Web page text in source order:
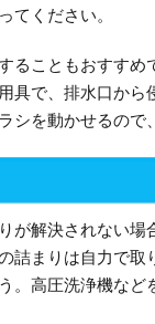
てください。
ることもおすす
具で、排水口か
シを動かせるので
が解決されない
詰まりは自力で
。高圧洗浄機な